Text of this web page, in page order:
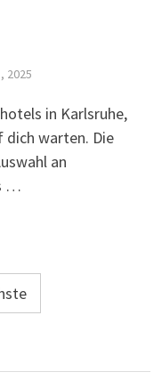
2025
in Karlsruhe,
dich warten. Die
an
…